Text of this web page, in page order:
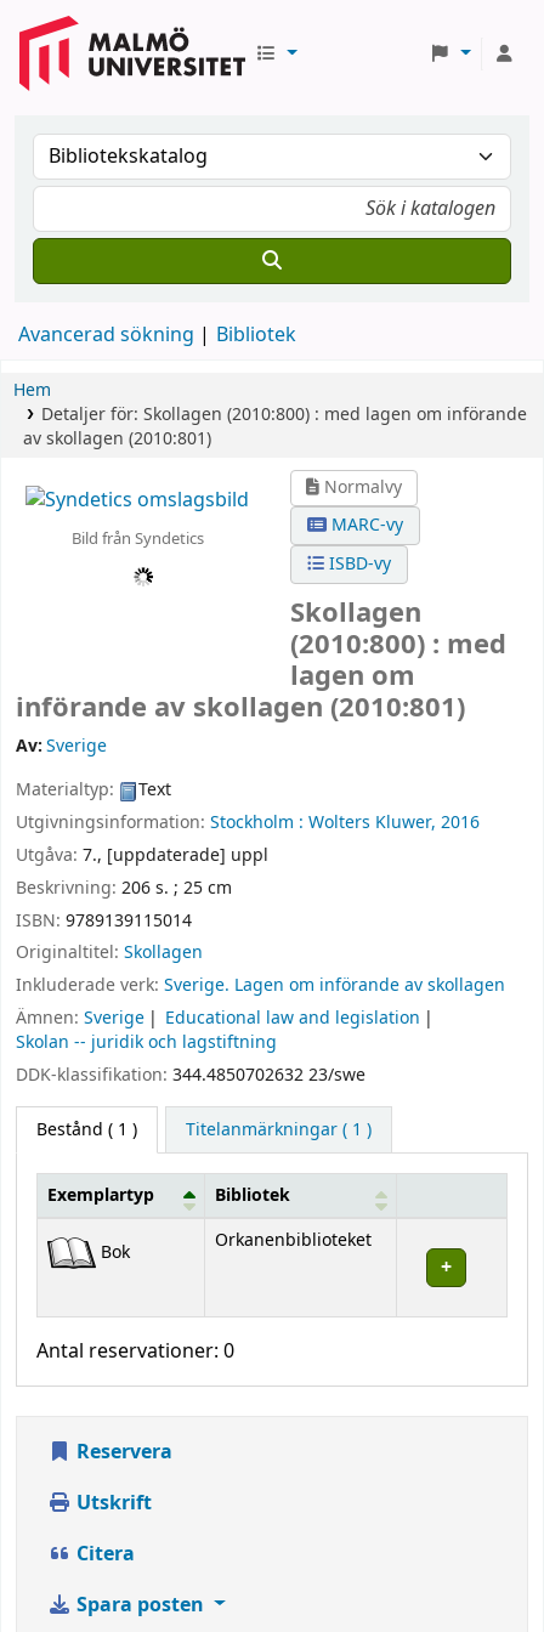
Avancerad sökning Bibliotek
Hem
Detaljer för: Skollagen (2010:800) : med lagen om införande
av skollagen (2010:801)
Bild från Syndetics
Normalvy
MARC-vy
ISBD-vy
Skollagen
(2010:800) : med
lagen om
införande av skollagen (2010:801)
Av:Sverige
Materialtyp:
Text
Utgivningsinformation: Stockholm : Wolters Kluwer, 2016
Utgåva: 7., [uppdaterade] uppl
Beskrivning: 206 s. ; 25 cm
ISBN: 9789139115014
Originaltitel: Skollagen
Inkluderade verk: Sverige. Lagen om införande av skollagen
Ämnen: Sverige
Educational law and legislation
Skolan -- juridik och lagstiftning
DDK-klassifikation: 344.4850702632 23/swe
Bestånd ( 1 ) Titelanmärkningar ( 1 )
Exemplartyp Bibliotek
Bok Orkanenbiblioteket
Antal reservationer: 0
Reservera
Utskrift
Citera
Spara posten